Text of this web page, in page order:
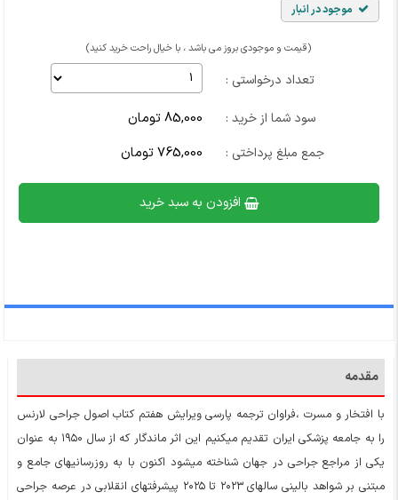
موجود در انبار
(قیمت و موجودی بروز می باشد ، با خیال راحت خرید کنید)
تعداد درخواستی :
سود شما از خرید : 85,000 تومان
جمع مبلغ پرداختی : 765,000 تومان
افزودن به سبد خرید
مقدمه
با افتخار و مسرت ،فراوان ترجمه پارسی ویرایش هفتم کتاب اصول جراحی لارنس
را به جامعه پزشکی ایران تقدیم میکنیم این اثر ماندگار که از سال ۱۹۵۰ به عنوان
یکی از مراجع جراحی در جهان شناخته میشود اکنون با به روزرسانیهای جامع و
مبتنی بر شواهد بالینی سالهای ۲۰۲۳ تا ۲۰۲۵ پیشرفتهای انقلابی در عرصه جراحی